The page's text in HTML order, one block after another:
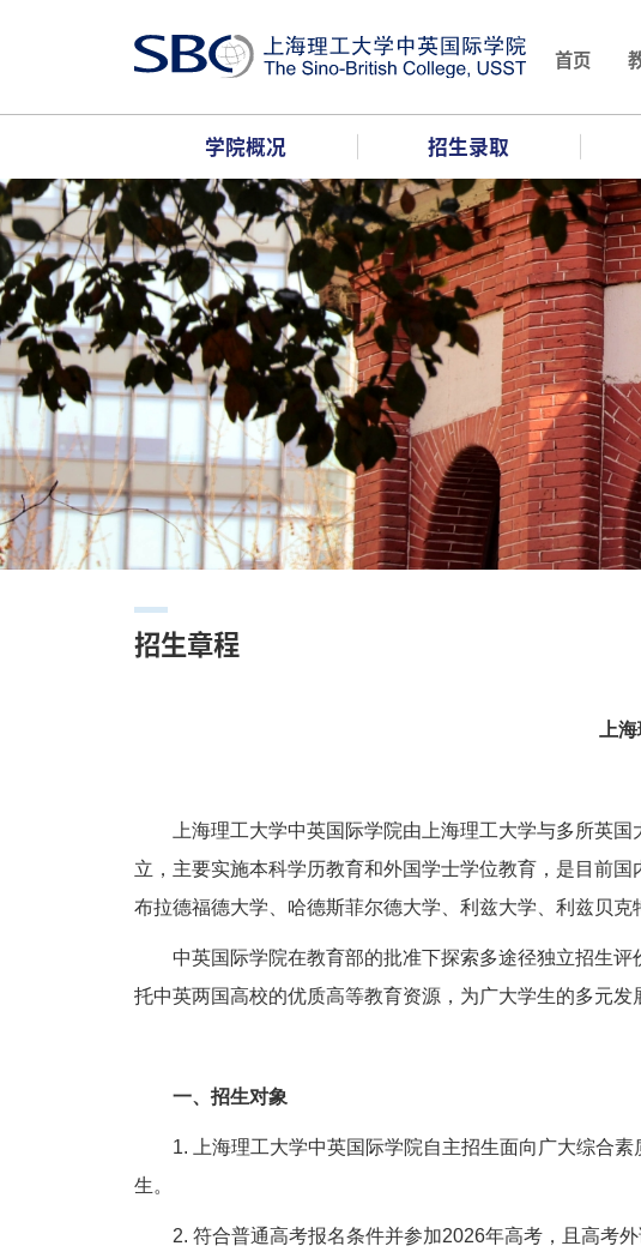
首页
学院概况 招生录取
招生章程
上
上海理工大学中英国际学院由上海理工大学与多所英
立，主要实施本科学历教育和外国学士学位教育，是目前
布拉德福德大学、哈德斯菲尔德大学、利兹大学、利兹贝
中英国际学院在教育部的批准下探索多途径独立招生
托中英两国高校的优质高等教育资源，为广大学生的多元发
一、招生对象
1.
上海理工大学中英国际学院自主招生面向广大综合
生。
2. 符合普通高考报名条件并参加2026年高考，且高考